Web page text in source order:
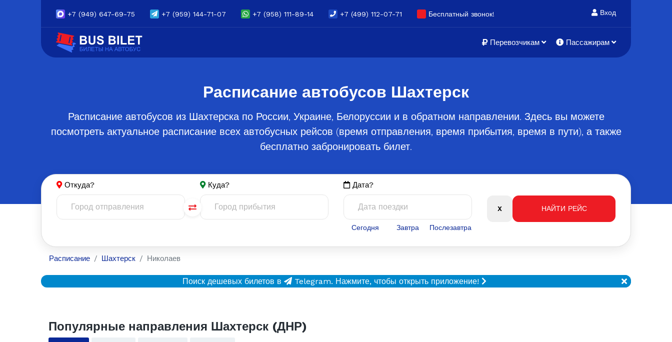
+7 (949) 647-69-75 +7 (959) 144-71-07 +7 (958) 111-89-14 +7 (499) 112-07-71 Бесплатный звонок! Вход
Перевозчикам Пассажирам
Расписание автобусов Шахтерск
Расписание автобусов из Шахтерска по России, Украине, Белоруссии и в обратном направлении. Здесь вы можете
посмотреть актуальное расписание всех автобусных рейсов (время отправления, время прибытия, время в пути), а также
бесплатно забронировать билет.
Откуда? Куда? Дата?
Сегодня Завтра Послезавтра
Расписание Шахтерск Николаев
Поиск дешевых билетов в Telegram. Нажмите, чтобы открыть приложение!
Популярные направления Шахтерск (ДНР)